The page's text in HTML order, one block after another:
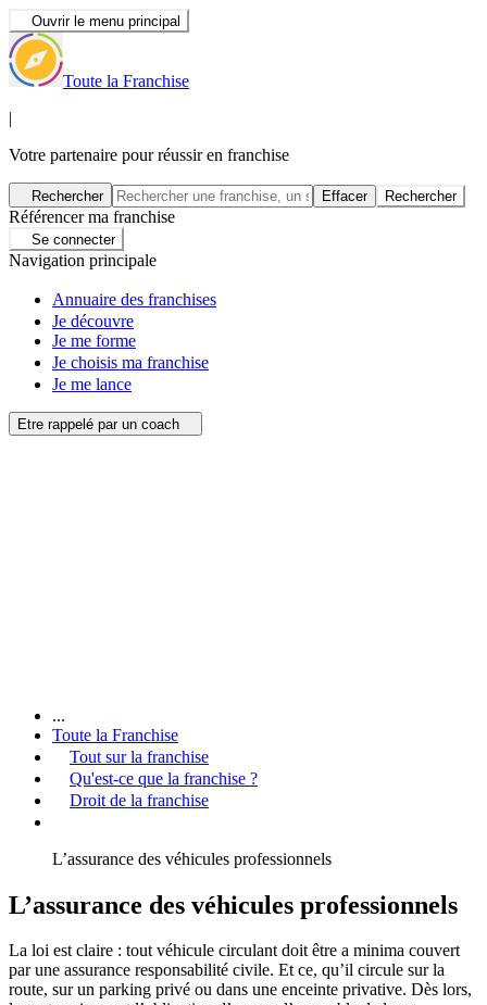
Ouvrir le menu principal
Toute la Franchise
|
Votre partenaire pour réussir en franchise
Rechercher Effacer Rechercher
Référencer ma franchise
Se connecter
Navigation principale
Annuaire des franchises
Je découvre
Je me forme
Je choisis ma franchise
Je me lance
Etre rappelé par un coach
...
Toute la Franchise
Tout sur la franchise
Qu'est-ce que la franchise ?
Droit de la franchise
L’assurance des véhicules professionnels
L’assurance des véhicules professionnels
La loi est claire : tout véhicule circulant doit être a minima couvert
par une assurance responsabilité civile. Et ce, qu’il circule sur la
route, sur un parking privé ou dans une enceinte privative. Dès lors,